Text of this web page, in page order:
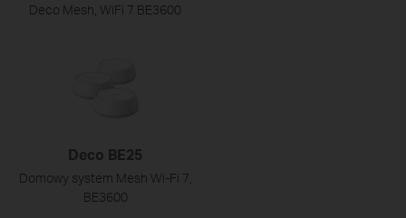
Deco Mesh, WiFi 7 BE3600
Deco BE25
Domowy system Mesh Wi‑Fi 7,
BE3600